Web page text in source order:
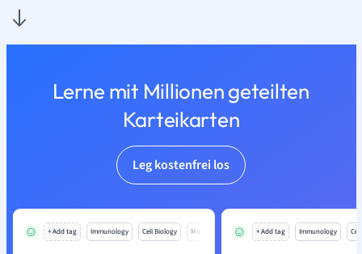
Lerne mit Millionen geteilten
Karteikarten
Leg kostenfrei los
+ Add tag Immunology Cell Biology Mo + Add tag Immunology